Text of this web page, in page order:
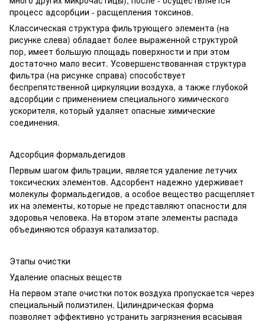
процесс адсорбции - расщепления токсинов.
Классическая структура фильтрующего элемента (на
рисунке слева) обладает более выраженной структурой
пор, имеет большую площадь поверхности и при этом
достаточно мало весит. Усовершенствованная структура
фильтра (на рисунке справа) способствует
беспрепятственной циркуляции воздуха, а также глубокой
адсорбции с применением специального химического
ускорителя, который удаляет опасные химические
соединения.
Адсорбция формальдегидов
Первым шагом фильтрации, является удаление летучих
токсических элементов. Адсорбент надежно удерживает
молекулы формальдегидов, а особое вещество расщепляет
их на элементы, которые не представляют опасности для
здоровья человека. На втором этапе элементы распада
объединяются образуя катализатор.
Этапы очистки
Удаление опасных веществ
На первом этапе очистки поток воздуха пропускается через
специальный полиэтилен. Цилиндрическая форма
позволяет эффективно устранить загрязнения всасывая